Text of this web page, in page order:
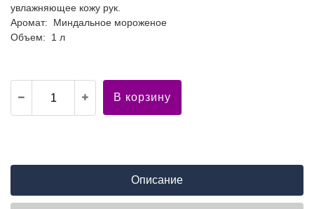
увлажняющее кожу рук.
Аромат: Миндальное мороженое
Объем: 1 л
В корзину
Описание